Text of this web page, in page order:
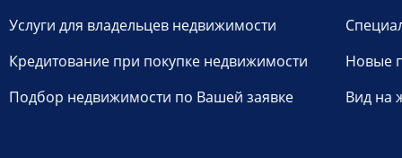
Услуги для владельцев недвижимости
Кредитование при покупке недвижимости
Подбор недвижимости по Вашей заявке
Новые
Вид на